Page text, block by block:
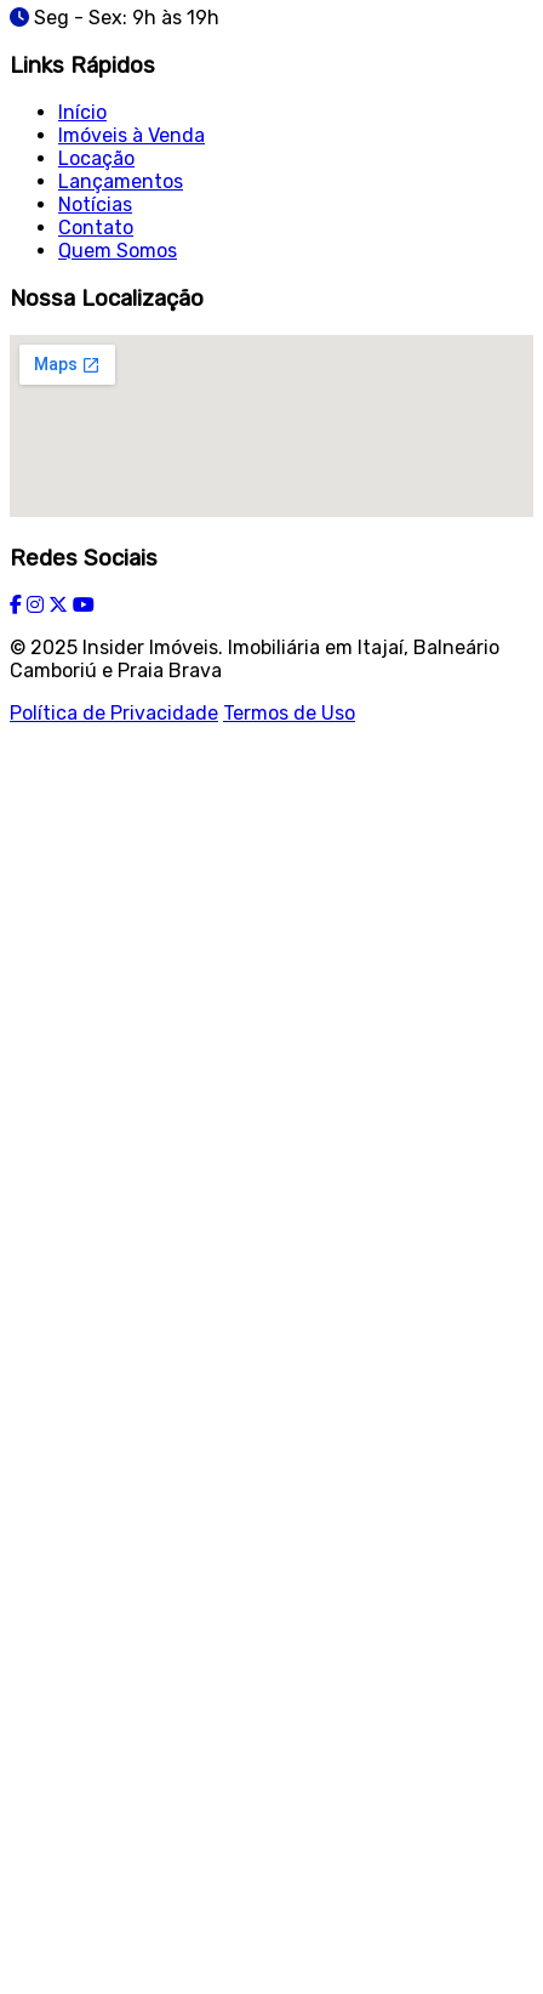
Seg - Sex: 9h às 19h
Links Rápidos
Início
Imóveis à Venda
Locação
Lançamentos
Notícias
Contato
Quem Somos
Nossa Localização
Redes Sociais
© 2025 Insider Imóveis. Imobiliária em Itajaí, Balneário
Camboriú e Praia Brava
Política de Privacidade Termos de Uso